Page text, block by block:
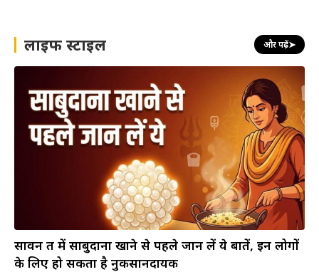
लाइफ स्टाइल और पढ़ें➤
सावन व्रत में साबुदाना खाने से पहले जान लें ये बातें, इन लोगों
के लिए हो सकता है नुकसानदायक